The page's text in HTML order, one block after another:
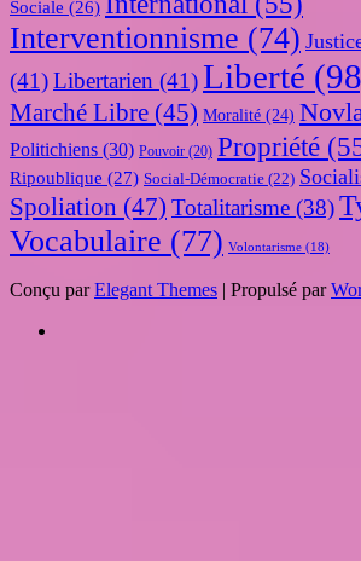
Sociale (26)
Interventionnisme (74)
(41)Libertarien (41)Liberté
Marché Libre (45) Moralité (24)
Politichiens (30) Pouvoir (20) Propriété
Ripoublique (27) Social-Démocratie (22)
Spoliation (47) Totalitarisme (38)
Vocabulaire (77) Volontarisme (18)
Conçu parElegant Themes | Propulsé par